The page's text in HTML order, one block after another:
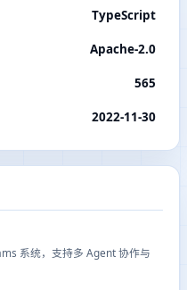
TypeScript
Apache-2.0
565
2022-11-30
系统，支持多 Agent 协作与